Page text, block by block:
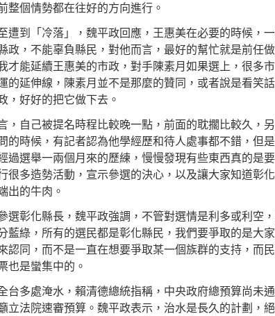
整個情勢都在往好的方向進行。
遭到「冷落」，魏平政回應，王惠美在必要的時候，
政，不能辜負縣民，對他而言，最好的幫忙就是前任
才能延續王惠美的市政，對手陳素月如果選上，很多
的延伸線，陳素月並不是那麼的贊同，或者說是看笑
，好好的把它做下去。
，自己被提名時程比較晚一點，前面的耽擱比較久，
的時候，有記者認為他學經歷和待人處事都不錯，但
過選舉一兩個月來的歷練，慢慢發現有些東西真的是
很多造勢活動，宣示參選的決心，以及讓大家知道彰
出的牛肉。
選彰化縣長，魏平政強調，不管對選情是利多或利空
藍綠，所有的選民都是彰化縣民，我們要爭取的是大
認同，而不是一直在想要爭取某一個族群的支持，而
也是蠻集中的。
台多處淹水，賴清德總統指稱，中央政府總預算尚未通
立法院速審預算。魏平政表示，治水是長久的計劃，